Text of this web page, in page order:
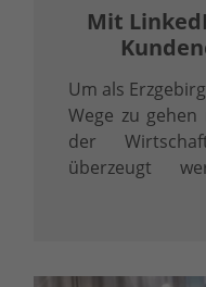
Mit
Um als
Wege zu
der
überzeugt